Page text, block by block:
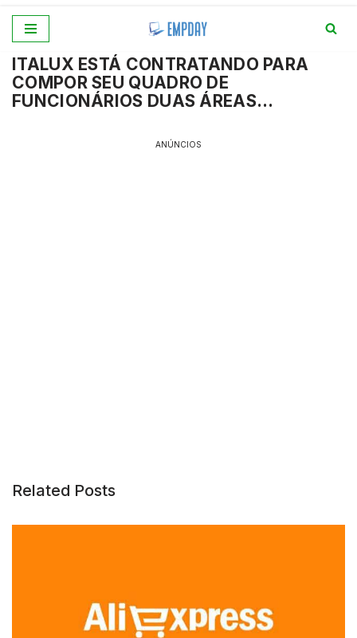
para
o
conteúdo
ITALUX ESTÁ CONTRATANDO PARA
COMPOR SEU QUADRO DE
FUNCIONÁRIOS DUAS ÁREAS…
ANÚNCIOS
Related Posts